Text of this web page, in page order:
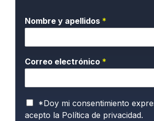
Nombre y apellidos *
Correo electrónico *
P
o
*Doy mi consentimiento
acepto la Política de privacidad.